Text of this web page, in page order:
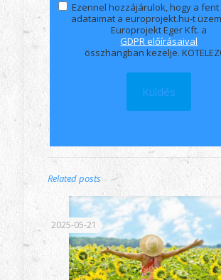
Ezennel hozzájárulok, hogy a
adataimat a europrojekt.hu-t
Europrojekt Eger Kft. a
GDPR előírásaival
összhangban kezelje.
Related posts
2025-05-21